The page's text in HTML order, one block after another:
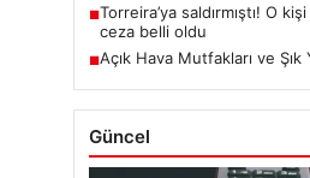
■Torreira’ya saldırmıştı! O
ceza belli oldu
■Açık Hava Mutfakları ve Şık
Güncel